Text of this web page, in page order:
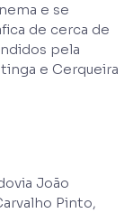
e se
de cerca de
pela
e Cerqueira
João
Pinto,